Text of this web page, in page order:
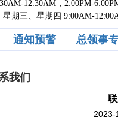
12:30AM，2:00PM-
期三、星期四 9:00AM-
通知预警 总领事
我们
2023-